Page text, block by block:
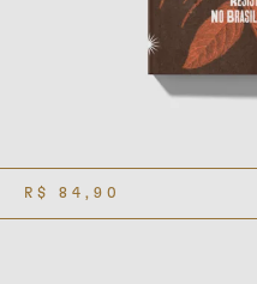
R$ 84,90